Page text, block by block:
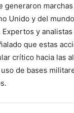
generaron
Unido y del
Expertos y
que estas
crítico hacia las
de bases